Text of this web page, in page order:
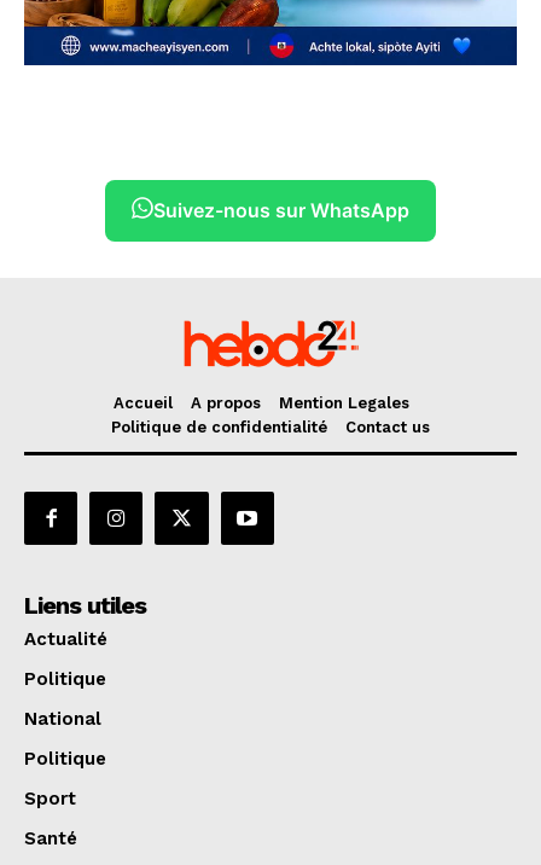
Suivez-nous sur WhatsApp
Accueil A propos
Mention Legales
Politique de confidentialité
Contact us
Liens utiles
Actualité
Politique
National
Politique
Sport
Santé